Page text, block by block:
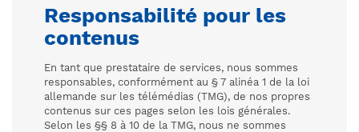
Responsabilité pour les
contenus
En tant que prestataire de services, nous sommes
responsables, conformément au § 7 alinéa 1 de la loi
allemande sur les télémédias (TMG), de nos propres
contenus sur ces pages selon les lois générales.
Selon les §§ 8 à 10 de la TMG, nous ne sommes